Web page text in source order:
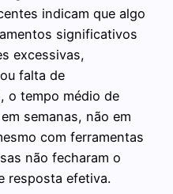
indicam que algo
significativos
excessivas,
falta de
o tempo médio de
semanas, não em
com ferramentas
não fecharam o
resposta efetiva.